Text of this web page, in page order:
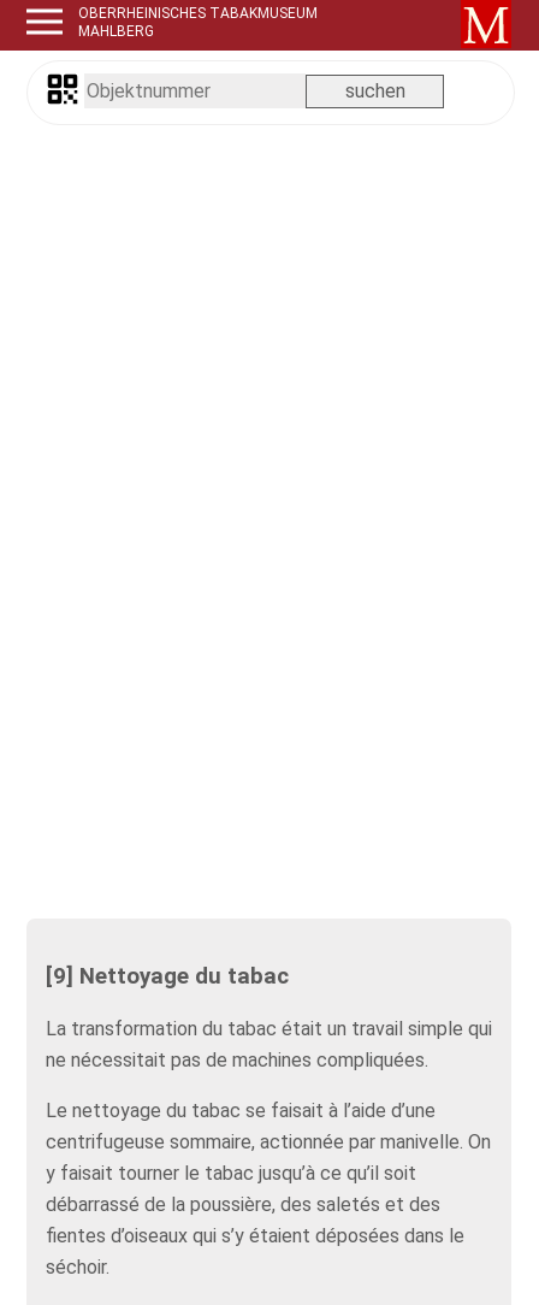
OBERRHEINISCHES TABAKMUSEUM
MAHLBERG
[9] Nettoyage du tabac
La transformation du tabac était un travail simple qui
ne nécessitait pas de machines compliquées.
Le nettoyage du tabac se faisait à l’aide d’une
centrifugeuse sommaire, actionnée par manivelle. On
y faisait tourner le tabac jusqu’à ce qu’il soit
débarrassé de la poussière, des saletés et des
fientes d’oiseaux qui s’y étaient déposées dans le
séchoir.